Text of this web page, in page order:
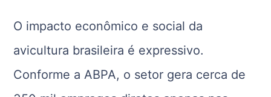
O impacto econômico e social da
avicultura brasileira é expressivo.
Conforme a ABPA, o setor gera cerca de